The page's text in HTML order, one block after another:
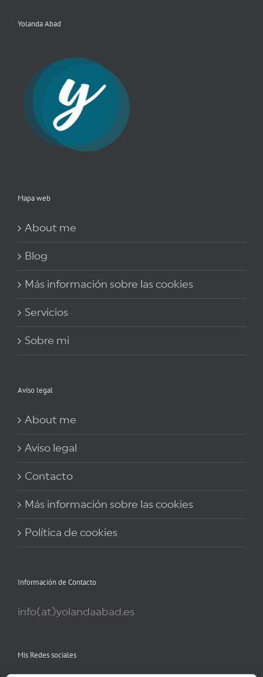
Yolanda Abad
Mapa web
About me
Blog
Más información sobre las cookies
Servicios
Sobre mi
Aviso legal
About me
Aviso legal
Contacto
Más información sobre las cookies
Política de cookies
Información de Contacto
info(at)yolandaabad.es
Mis Redes sociales